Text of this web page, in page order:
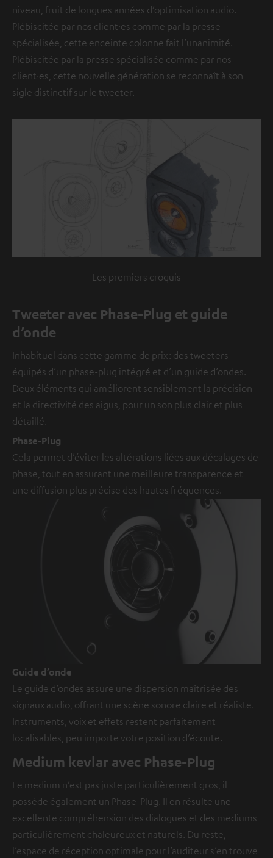
niveau, fruit de longues années d’optimisation audio.
Plébiscitée par nos client·es comme par la presse
spécialisée, cette enceinte colonne fait l’unanimité.
Plébiscitée par la presse spécialisée comme par nos
client·es, cette nouvelle génération se reconnaît à son
sigle distinctif sur le tweeter.
Les premiers croquis
Tweeter avec Phase-Plug et guide
d’onde
Inhabituel dans cette gamme de prix : des tweeters
équipés d’un phase-plug intégré et d’un guide d’ondes.
Deux éléments qui améliorent sensiblement la précision
et la directivité des aigus, pour un son plus clair et plus
détaillé.
Phase-Plug
Cela permet d’éviter les altérations liées aux décalages de
phase, tout en assurant une meilleure transparence et
une diffusion plus précise des hautes fréquences.
Guide d’onde
Le guide d’ondes assure une dispersion maîtrisée des
signaux audio, offrant une scène sonore claire et réaliste.
Instruments, voix et effets restent parfaitement
localisables, peu importe votre position d’écoute.
Medium kevlar avec Phase-Plug
Le medium n’est pas juste particulièrement gros, il
possède également un Phase-Plug. Il en résulte une
excellente compréhension des dialogues et des mediums
particulièrement chaleureux et naturels. Du reste,
l’espace de réception optimale pour l’auditeur s’en trouve